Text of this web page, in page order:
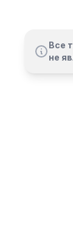
Все
не